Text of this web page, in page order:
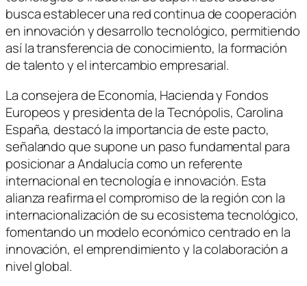
busca establecer una red continua de cooperación
en innovación y desarrollo tecnológico, permitiendo
así la transferencia de conocimiento, la formación
de talento y el intercambio empresarial.
La consejera de Economía, Hacienda y Fondos
Europeos y presidenta de la Tecnópolis, Carolina
España, destacó la importancia de este pacto,
señalando que supone un paso fundamental para
posicionar a Andalucía como un referente
internacional en tecnología e innovación. Esta
alianza reafirma el compromiso de la región con la
internacionalización de su ecosistema tecnológico,
fomentando un modelo económico centrado en la
innovación, el emprendimiento y la colaboración a
nivel global.